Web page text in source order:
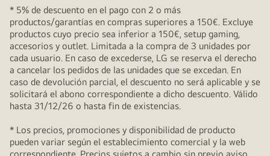
* 5% de descuento en el pago con 2 o más
productos/garantías en compras superiores a 150€. Excluye
productos cuyo precio sea inferior a 150€, setup gaming,
accesorios y outlet. Limitada a la compra de 3 unidades por
cada usuario. En caso de excederse, LG se reserva el derecho
a cancelar los pedidos de las unidades que se excedan. En
caso de devolución parcial, el descuento no será aplicable y se
solicitará el abono correspondiente a dicho descuento. Válido
hasta 31/12/26 o hasta fin de existencias.
* Los precios, promociones y disponibilidad de producto
pueden variar según el establecimiento comercial y la web
correspondiente. Precios sujetos a cambio sin previo aviso.